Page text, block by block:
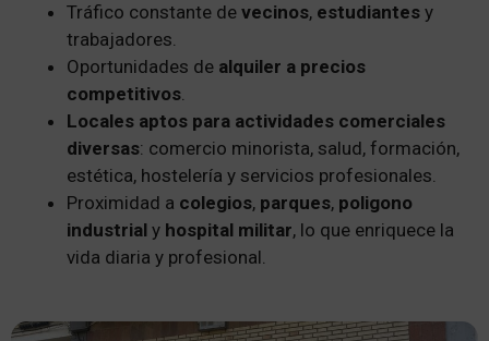
Tráfico constante de vecinos, estudiantes y
trabajadores.
Oportunidades de alquiler a precios
competitivos.
Locales aptos para actividades comerciales
diversas: comercio minorista, salud, formación,
estética, hostelería y servicios profesionales.
Proximidad a colegios, parques, poligono
industrial y hospital militar, lo que enriquece la
vida diaria y profesional.